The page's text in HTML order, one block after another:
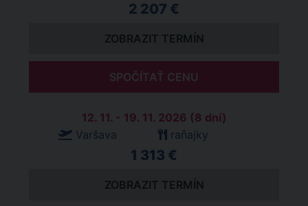
2 207 €
ZOBRAZIT TERMÍN
SPOČÍTAŤ CENU
12. 11. - 19. 11. 2026 (8 dní)
Varšava
raňajky
1 313 €
ZOBRAZIT TERMÍN